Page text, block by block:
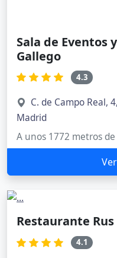
Sala de Eventos
Gallego
4.3
C. de Campo Real,
Madrid
A unos 1772 metros
Restaurante Rus
4.1